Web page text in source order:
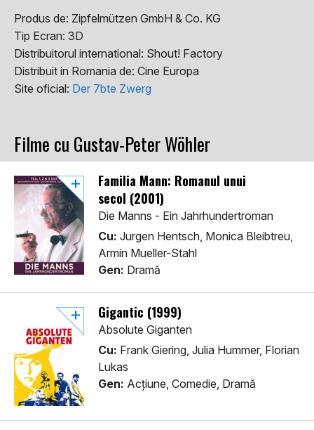
Produs de: Zipfelmützen GmbH & Co. KG
Tip Ecran: 3D
Distribuitorul international: Shout! Factory
Distribuit in Romania de: Cine Europa
Site oficial: Der 7bte Zwerg
Filme cu Gustav-Peter Wöhler
Familia Mann: Romanul unui
secol (2001)
Die Manns - Ein Jahrhundertroman
Cu: Jurgen Hentsch, Monica Bleibtreu,
Armin Mueller-Stahl
Gen: Dramă
Gigantic (1999)
Absolute Giganten
Cu: Frank Giering, Julia Hummer, Florian
Lukas
Gen: Acţiune, Comedie, Dramă